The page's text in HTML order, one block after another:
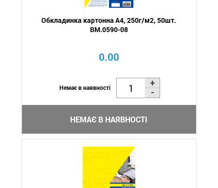
Обкладинка картонна А4, 250г/м2, 50шт.
BM.0590-08
0.00
Немає в наявності
НЕМАЄ В НАЯВНОСТІ